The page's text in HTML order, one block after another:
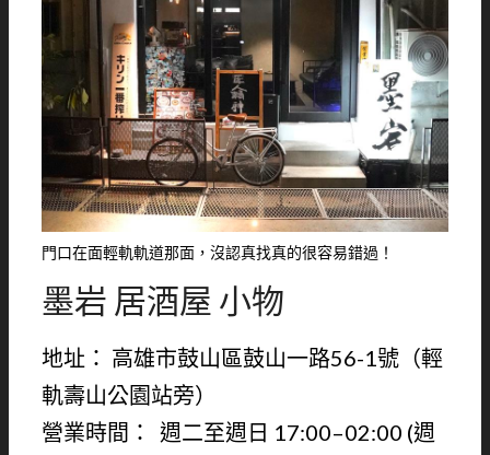
門口在面輕軌軌道那面，沒認真找真的很容易錯過！
墨岩 居酒屋 小物
地址： 高雄市鼓山區鼓山一路56-1號（輕
軌壽山公園站旁）
營業時間： 週二至週日 17:00–02:00 (週